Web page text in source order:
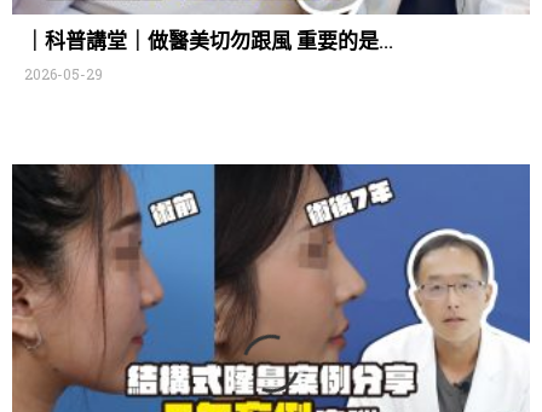
｜科普講堂｜做醫美切勿跟風 重要的是…
2026-05-29